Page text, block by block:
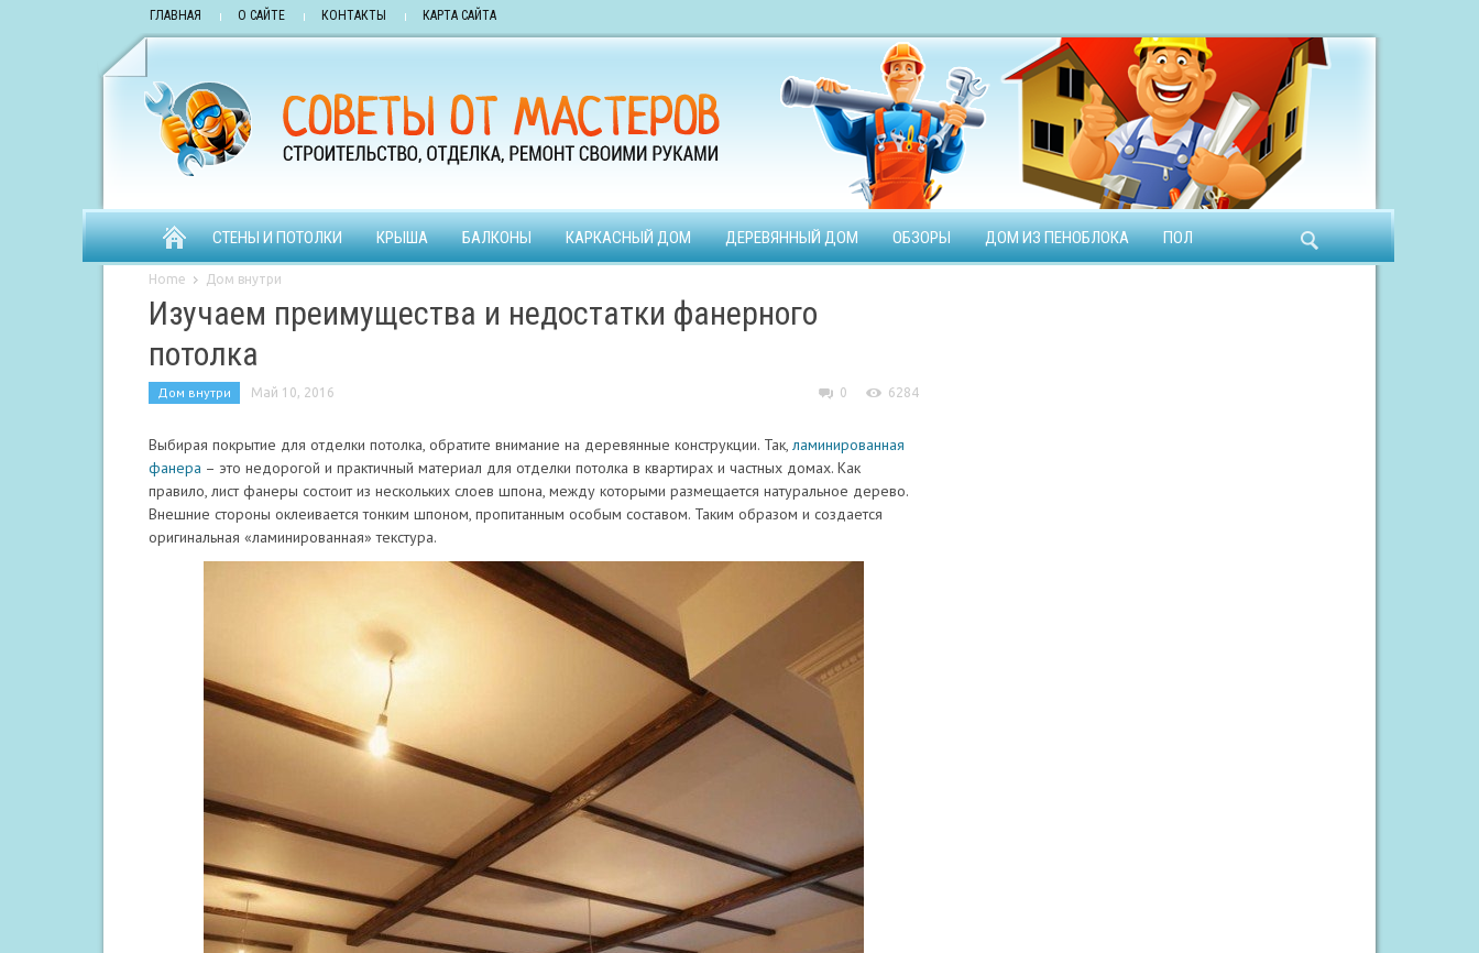
ГЛАВНАЯ О САЙТЕ КОНТАКТЫ КАРТА САЙТА
СТЕНЫ И ПОТОЛКИ КРЫША БАЛКОНЫ КАРКАСНЫЙ ДОМ ДЕРЕВЯННЫЙ ДОМ ОБЗОРЫ ДОМ ИЗ ПЕНОБЛОКА ПОЛ
Home Дом внутри
Изучаем преимущества и недостатки фанерного
потолка
Дом внутри Май 10, 2016 0 6284
Выбирая покрытие для отделки потолка, обратите внимание на деревянные конструкции. Так, ламинированная
фанера – это недорогой и практичный материал для отделки потолка в квартирах и частных домах. Как
правило, лист фанеры состоит из нескольких слоев шпона, между которыми размещается натуральное дерево.
Внешние стороны оклеивается тонким шпоном, пропитанным особым составом. Таким образом и создается
оригинальная «ламинированная» текстура.